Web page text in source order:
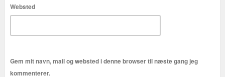
Websted
Gem mit navn, mail og websted i denne browser til næste gang jeg
kommenterer.